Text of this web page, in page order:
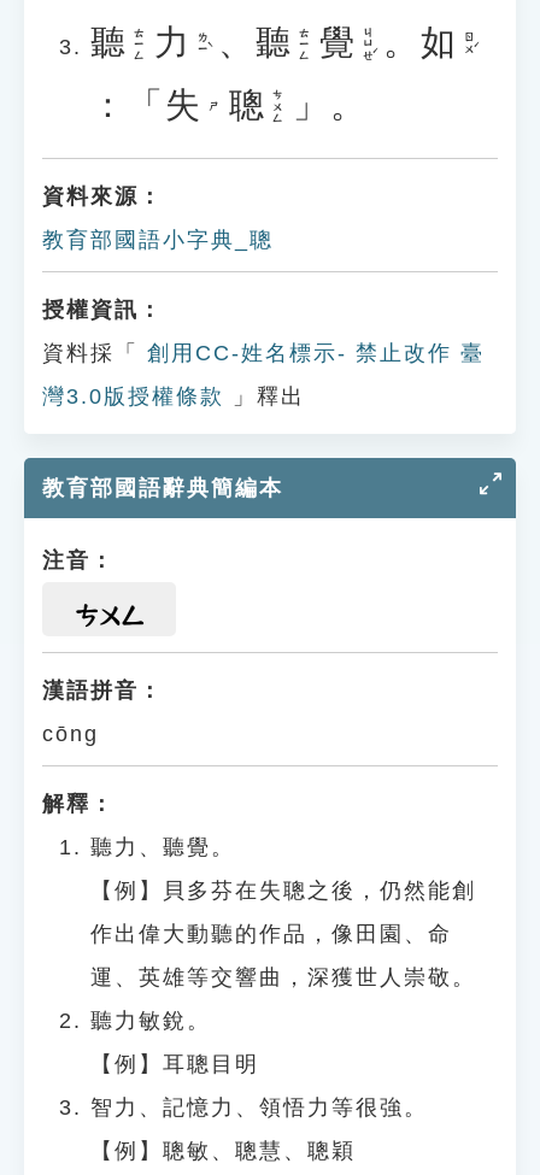
聽 ㄊㄧㄥ 力 ㄌㄧˋ 、 聽 ㄊㄧㄥ 覺 ㄐㄩㄝˊ 。 如 ㄖㄨˊ
：「 失 ㄕ 聰 ㄘㄨㄥ 」。
資料來源：
教育部國語小字典_聰
授權資訊：
資料採「
創用CC-姓名標示- 禁止改作 臺
灣3.0版授權條款
」釋出
教育部國語辭典簡編本
注音：
ㄘㄨㄥ
漢語拼音：
cōng
解釋：
聽力、聽覺。
【例】貝多芬在失聰之後，仍然能創
作出偉大動聽的作品，像田園、命
運、英雄等交響曲，深獲世人崇敬。
聽力敏銳。
【例】耳聰目明
智力、記憶力、領悟力等很強。
【例】聰敏、聰慧、聰穎